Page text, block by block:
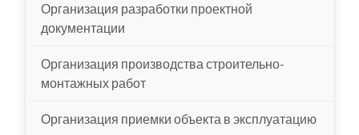
Организация разработки проектной
документации
Организация производства строительно-
монтажных работ
Организация приемки объекта в эксплуатацию